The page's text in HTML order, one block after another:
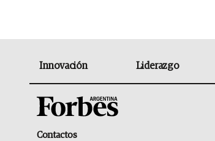
Innovación Liderazgo
Contactos